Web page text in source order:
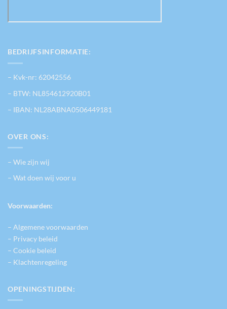
BEDRIJFSINFORMATIE:
– Kvk-nr: 62042556
– BTW: NL854612920B01
– IBAN: NL28ABNA0506449181
OVER ONS:
– Wie zijn wij
– Wat doen wij voor u
Voorwaarden:
– Algemene voorwaarden
– Privacy beleid
– Cookie beleid
– Klachtenregeling
OPENINGSTIJDEN: